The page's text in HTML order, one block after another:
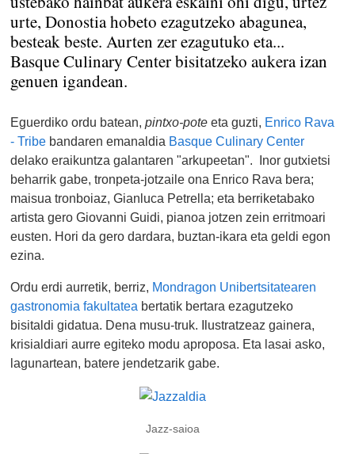
urte, Donostia hobeto ezagutzeko abagunea,
besteak beste. Aurten zer ezagutuko eta...
Basque Culinary Center bisitatzeko aukera izan
genuen igandean.
Eguerdiko ordu batean, pintxo-pote eta guzti, Enrico Rava
- Tribe bandaren emanaldia Basque Culinary Center
delako eraikuntza galantaren "arkupeetan". Inor gutxietsi
beharrik gabe, tronpeta-jotzaile ona Enrico Rava bera;
maisua tronboiaz, Gianluca Petrella; eta berriketabako
artista gero Giovanni Guidi, pianoa jotzen zein erritmoari
eusten. Hori da gero dardara, buztan-ikara eta geldi egon
ezina.
Ordu erdi aurretik, berriz, Mondragon Unibertsitatearen
gastronomia fakultatea bertatik bertara ezagutzeko
bisitaldi gidatua. Dena musu-truk. Ilustratzeaz gainera,
krisialdiari aurre egiteko modu aproposa. Eta lasai asko,
lagunartean, batere jendetzarik gabe.
Jazz-saioa